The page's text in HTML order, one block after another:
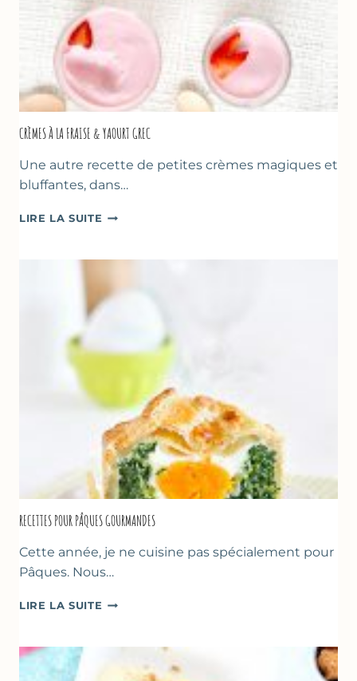
CRÈMES À LA FRAISE & YAOURT GREC
Une autre recette de petites crèmes magiques et
bluffantes, dans…
LIRE LA SUITE CRÈMES
FRAISE
YAOURT
GREC
RECETTES POUR PÂQUES GOURMANDES
Cette année, je ne cuisine pas spécialement pour
Pâques. Nous…
LIRE LA SUITE RECETTES
GOURMANDES